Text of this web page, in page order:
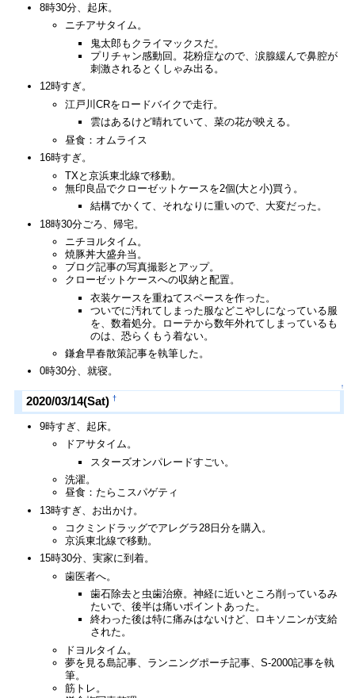
8時30分、起床。
ニチアサタイム。
鬼太郎もクライマックスだ。
プリチャン感動回。花粉症なので、涙腺緩んで鼻腔が
刺激されるとくしゃみ出る。
12時すぎ。
江戸川CRをロードバイクで走行。
雲はあるけど晴れていて、菜の花が映える。
昼食：オムライス
16時すぎ。
TXと京浜東北線で移動。
無印良品でクローゼットケースを2個(大と小)買う。
結構でかくて、それなりに重いので、大変だった。
18時30分ごろ、帰宅。
ニチヨルタイム。
焼豚丼大盛弁当。
ブログ記事の写真撮影とアップ。
クローゼットケースへの収納と配置。
衣装ケースを重ねてスペースを作った。
ついでに汚れてしまった服などこやしになっている服
を、数着処分。ローテから数年外れてしまっているも
のは、恐らくもう着ない。
鎌倉早春散策記事を執筆した。
0時30分、就寝。
↑
2020/03/14(Sat) †
9時すぎ、起床。
ドアサタイム。
スターズオンパレードすごい。
洗濯。
昼食：たらこスパゲティ
13時すぎ、お出かけ。
コクミンドラッグでアレグラ28日分を購入。
京浜東北線で移動。
15時30分、実家に到着。
歯医者へ。
歯石除去と虫歯治療。神経に近いところ削っているみ
たいで、後半は痛いポイントあった。
終わった後は特に痛みはないけど、ロキソニンが支給
された。
ドヨルタイム。
夢を見る島記事、ランニングポーチ記事、S-2000記事を執
筆。
筋トレ。